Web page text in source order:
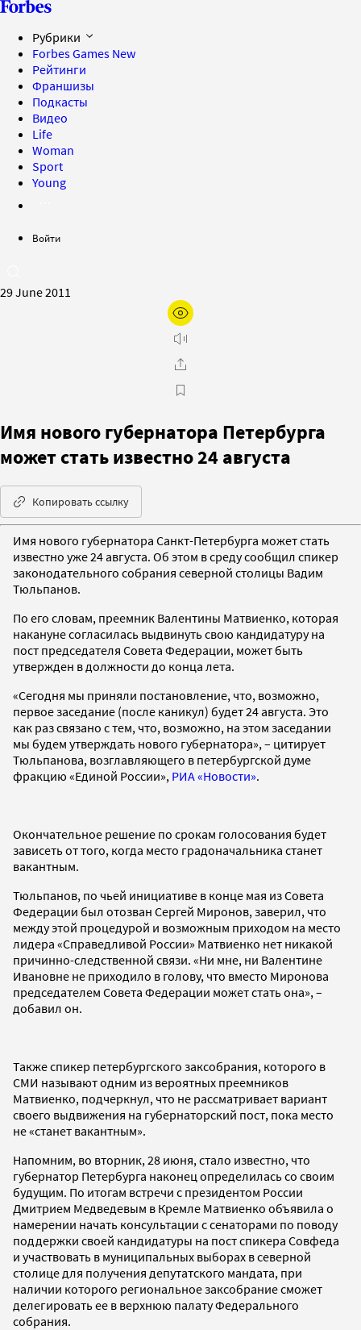
Рубрики
Forbes Games New
Рейтинги
Франшизы
Подкасты
Видео
Life
Woman
Sport
Young
Войти
29 June 2011
Имя нового губернатора Петербурга
может стать известно 24 августа
Копировать ссылку
Имя нового губернатора Санкт-Петербурга может стать
известно уже 24 августа. Об этом в среду сообщил спикер
законодательного собрания северной столицы Вадим
Тюльпанов.
По его словам, преемник Валентины Матвиенко, которая
накануне согласилась выдвинуть свою кандидатуру на
пост председателя Совета Федерации, может быть
утвержден в должности до конца лета.
«Сегодня мы приняли постановление, что, возможно,
первое заседание (после каникул) будет 24 августа. Это
как раз связано с тем, что, возможно, на этом заседании
мы будем утверждать нового губернатора», – цитирует
Тюльпанова, возглавляющего в петербургской думе
фракцию «Единой России», РИА «Новости».
Окончательное решение по срокам голосования будет
зависеть от того, когда место градоначальника станет
вакантным.
Тюльпанов, по чьей инициативе в конце мая из Совета
Федерации был отозван Сергей Миронов, заверил, что
между этой процедурой и возможным приходом на место
лидера «Справедливой России» Матвиенко нет никакой
причинно-следственной связи. «Ни мне, ни Валентине
Ивановне не приходило в голову, что вместо Миронова
председателем Совета Федерации может стать она», –
добавил он.
Также спикер петербургского заксобрания, которого в
СМИ называют одним из вероятных преемников
Матвиенко, подчеркнул, что не рассматривает вариант
своего выдвижения на губернаторский пост, пока место
не «станет вакантным».
Напомним, во вторник, 28 июня, стало известно, что
губернатор Петербурга наконец определилась со своим
будущим. По итогам встречи с президентом России
Дмитрием Медведевым в Кремле Матвиенко объявила о
намерении начать консультации с сенаторами по поводу
поддержки своей кандидатуры на пост спикера Совфеда
и участвовать в муниципальных выборах в северной
столице для получения депутатского мандата, при
наличии которого региональное заксобрание сможет
делегировать ее в верхнюю палату Федерального
собрания.